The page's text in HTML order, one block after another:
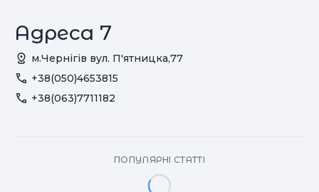
Адреса 7
м.Чернігів вул. П'ятницка,77
+38(050)4653815
+38(063)7711182
ПОПУЛЯРНІ СТАТТІ